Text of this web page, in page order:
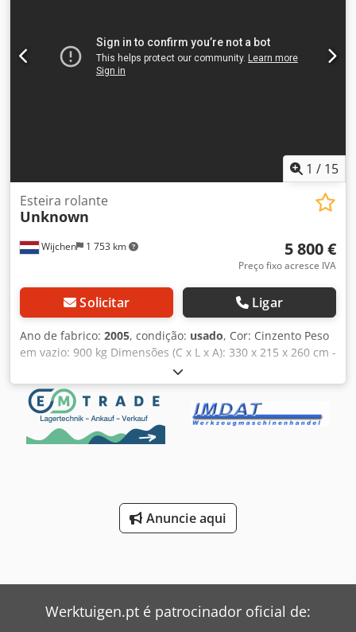
Informações financeiras IVA: O preço indicado não inclui
IVA IVA/Regime de margem: IVA dedutível para empresas
Entrega e aceitação de retoma possíveis a qualquer
1 / 15
Wijchen 1 753 km
Esteira rolante
Unknown
5 800 €
Preço fixo acresce IVA
Solicitar Ligar
Ano de fabrico: 2005, condição: usado, Cor: Cinzento Peso
em vazio: 900 kg Dimensões (C x L x A): 330 x 215 x 260 cm -
Ano de fabricação: 2005 - Documentação disponível: Não -
Certificado CE: Não - Sistema de descarga automática: Sim
- Velocidade de transporte: Variável - Mesa elevatória: Sim
- Comprimento máximo de descarga [mm]: 3100 - Largura
máxima de descarga [mm]: 220 - Sistema de alimentação
2150 mm x 2600 mm (C x L x A) - Peso para transporte [kg]:
900 kg - Embalagens para transporte [unidades]: 1
Informações financeiras IVA: O preço indicado não inclui o
possíveis a qualquer momento para todos os
equipamentos da área industrial. Cjdpfx Afozlc Nijterf
Yorick Diebels
Anuncie aqui
Werktuigen.pt é patrocinador oficial de: